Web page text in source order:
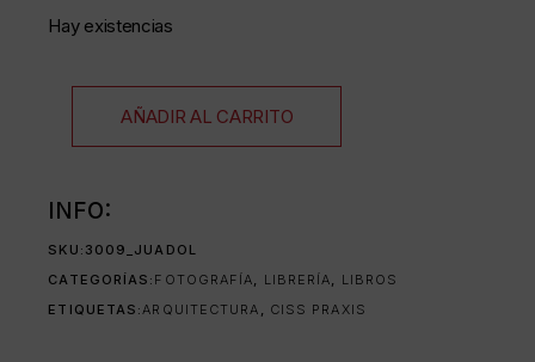
Hay existencias
AÑADIR AL CARRITO
INFO:
SKU: 3009_JUADOL
CATEGORÍAS: FOTOGRAFÍA LIBRERÍA
LIBROS
ETIQUETAS: ARQUITECTURA CISS PRAXIS